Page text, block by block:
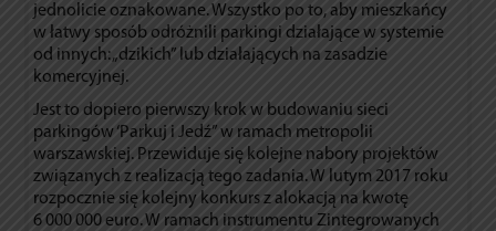
jednolicie oznakowane. Wszystko po to, aby mieszkańcy
w łatwy sposób odróżnili parkingi działające w systemie
od innych: „dzikich” lub działających na zasadzie
komercyjnej.
Jest to dopiero pierwszy krok w budowaniu sieci
parkingów ‘Parkuj i Jedź” w ramach metropolii
warszawskiej. Przewiduje się kolejne nabory projektów
związanych z realizacją tego zadania. W lutym 2017 roku
rozpocznie się kolejny konkurs z alokacją na kwotę
6 000 000 euro. W ramach instrumentu Zintegrowanych